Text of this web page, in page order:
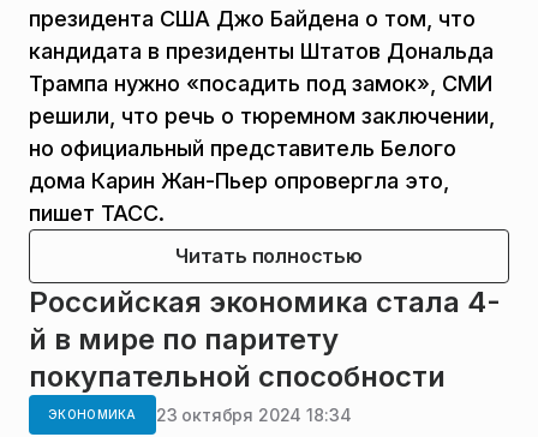
президента США Джо Байдена о том, что
кандидата в президенты Штатов Дональда
Трампа нужно «посадить под замок», СМИ
решили, что речь о тюремном заключении,
но официальный представитель Белого
дома Карин Жан-Пьер опровергла это,
пишет ТАСС.
Читать полностью
Российская экономика стала 4-
й в мире по паритету
покупательной способности
ЭКОНОМИКА 23 октября 2024 18:34